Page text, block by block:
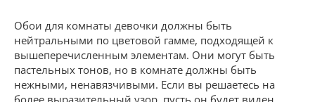
Обои для комнаты девочки должны быть
нейтральными по цветовой гамме, подходящей к
вышеперечисленным элементам. Они могут быть
пастельных тонов, но в комнате должны быть
нежными, ненавязчивыми. Если вы решаетесь на